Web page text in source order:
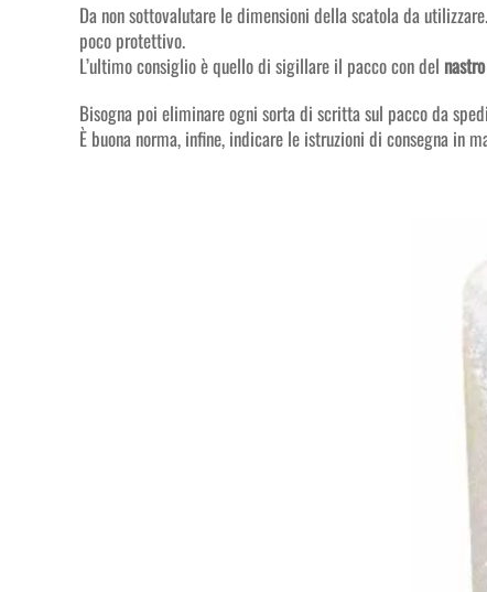
Da non sottovalutare le dimensioni della scatola da
poco protettivo.
L’ultimo consiglio è quello di sigillare il pacco con del
Bisogna poi eliminare ogni sorta di scritta sul pacco da
È buona norma, infine, indicare le istruzioni di consegna